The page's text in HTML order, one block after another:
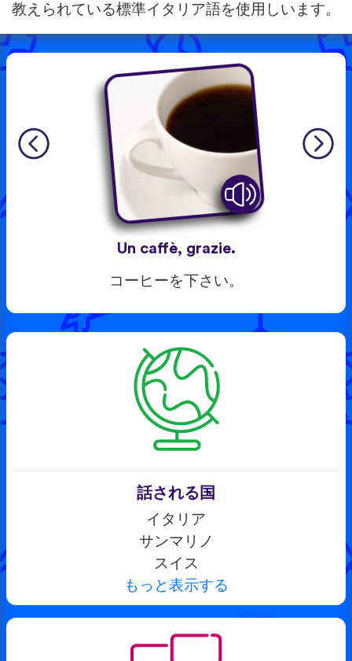
教えられている標準イタリア語を使用しいます。
Un caffè, grazie.
コーヒーを下さい。
話される国
イタリア
サンマリノ
スイス
もっと表示する